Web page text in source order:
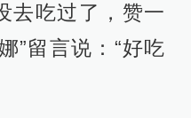
去吃过了，赞一
”留言说：“好吃